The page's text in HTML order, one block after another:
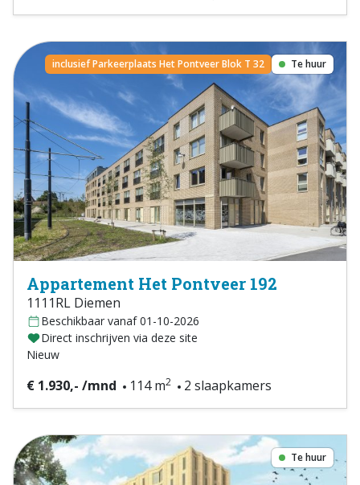
inclusief Parkeerplaats Het Pontveer Blok T 32 Te huur
Appartement Het Pontveer 192
1111RL Diemen
Beschikbaar vanaf 01-10-2026
Direct inschrijven via deze site
Nieuw
€ 1.930,- /mnd 114 m2 2 slaapkamers
Te huur